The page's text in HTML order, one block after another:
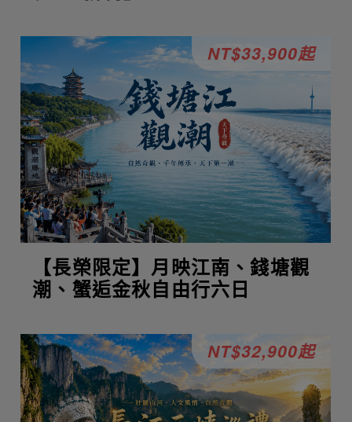
【長榮限定】月映江南、錢塘觀
潮、蟹逅金秋自由行六日
NT$33,900起
NT$32,900起